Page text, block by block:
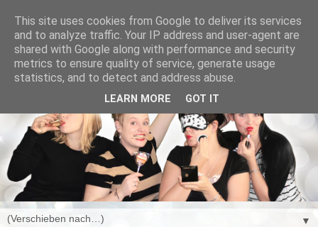
▼
This site uses cookies from Google to deliver its services
and to analyze traffic. Your IP address and user-agent are
shared with Google along with performance and security
metrics to ensure quality of service, generate usage
statistics, and to detect and address abuse.
LEARN MORE GOT IT